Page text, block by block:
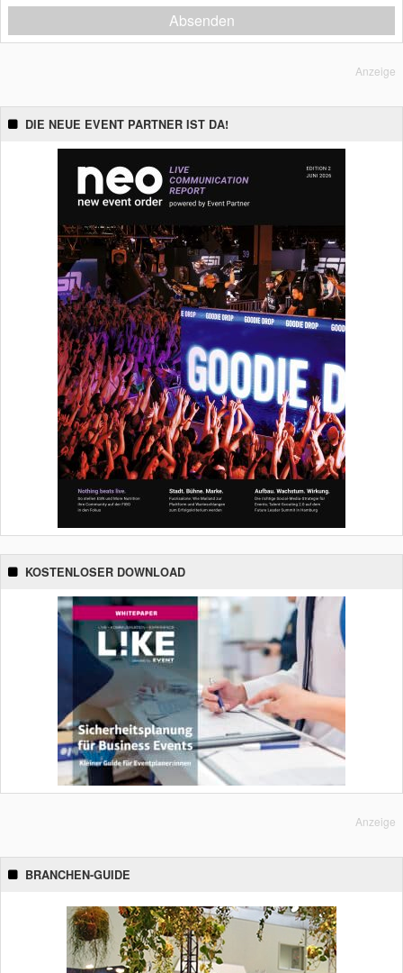
Absenden
Anzeige
DIE NEUE EVENT PARTNER IST DA!
KOSTENLOSER DOWNLOAD
Anzeige
BRANCHEN-GUIDE